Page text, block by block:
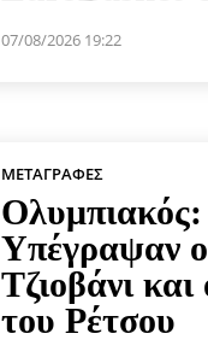
07/08/2026 19:22
ΜΕΤΑΓΡΑΦΈΣ
Ολυμπιακός:
Υπέγραψαν ο
Τζιοβάνι
του Ρέτσου